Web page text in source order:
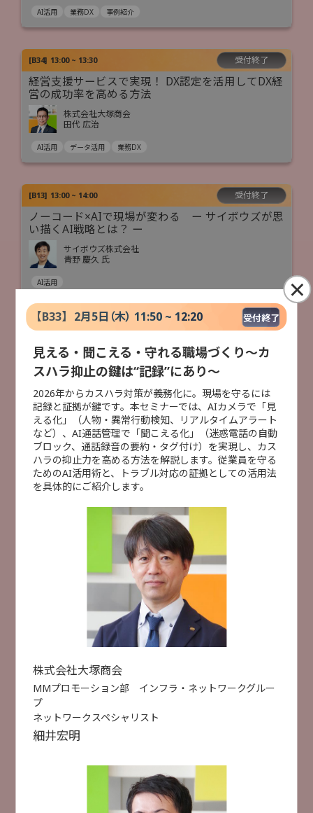
AI活用 業務DX 事例紹介
[B34] 13:00 ~ 13:30 受付終了
経営支援サービスで実現！ DX認定を活用してDX経
営の成功率を高める方法
株式会社大塚商会
田代 広治
AI活用 データ活用 業務DX
[B13] 13:00 ~ 14:00 受付終了
ノーコード×AIで現場が変わる ー サイボウズが思
い描くAI戦略とは？ ー
サイボウズ株式会社
青野 慶久 氏
AI活用
[B23] 13:10 ~ 13:40 受付終了
後回しが招く崩壊！ Microsoft 365でここまででき
る、即実行すべきセキュリティ対策
石井 大貴
セキュリティ対策
B35 ] 14:10 ~ 14:40 受付終了
デジタル人材がいない中小企業が複合機でカンタ
株式会社ＮＩコンサルティング
データ活用
AIやDXを支える！ 現場データ蓄積・活用の最前線
株式会社シムトップス
ウイングアーク１ｓｔ株式会社
小林 大悟 氏
株式会社大塚商会
光野 正人
セミナー検索
特別セミナー
クラウド活用
ITインフラ整備
建設DX
事例紹介
【B33】 2月5日（木） 11:50 ~ 12:20 受付終了
見える・聞こえる・守れる職場づくり～カ
スハラ抑止の鍵は“記録”にあり～
2026年からカスハラ対策が義務化に。現場を守るには
記録と証拠が鍵です。本セミナーでは、AIカメラで「見
える化」（人物・異常行動検知、リアルタイムアラート
など）、AI通話管理で「聞こえる化」（迷惑電話の自動
ブロック、通話録音の要約・タグ付け）を実現し、カス
ハラの抑止力を高める方法を解説します。従業員を守る
ためのAI活用術と、トラブル対応の証拠としての活用法
を具体的にご紹介します。
株式会社大塚商会
MMプロモーション部 インフラ・ネットワークグルー
プ
ネットワークスペシャリスト
細井宏明
×